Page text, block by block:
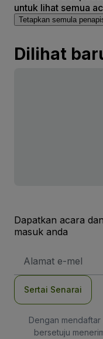
untuk lihat semua
Tetapkan semula
Dilihat
Dapatkan acara
masuk anda
E-
Sertai Senarai
Dengan
bersetuju